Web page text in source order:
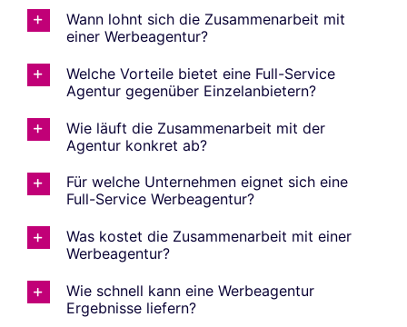
Wann lohnt sich die Zusammenarbeit mit
einer Werbeagentur?
Welche Vorteile bietet eine Full-Service
Agentur gegenüber Einzelanbietern?
Wie läuft die Zusammenarbeit mit der
Agentur konkret ab?
Für welche Unternehmen eignet sich eine
Full-Service Werbeagentur?
Was kostet die Zusammenarbeit mit einer
Werbeagentur?
Wie schnell kann eine Werbeagentur
Ergebnisse liefern?